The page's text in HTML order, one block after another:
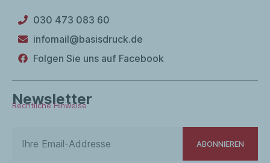
030 473 083 60
infomail@basisdruck.de
Folgen Sie uns auf Facebook
Newsletter
Rechtliche Hinweise
ABONNIEREN